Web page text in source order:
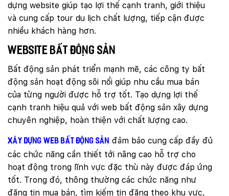
dựng website giúp tạo lợi thế cạnh tranh, giới thiệu
và cung cấp tour du lịch chất lượng, tiếp cận được
nhiều khách hàng hơn.
Website bất động sản
Bất động sản phát triển mạnh mẽ, các công ty bất
động sản hoạt động sôi nổi giúp nhu cầu mua bán
của từng người được hỗ trợ tốt. Tạo dựng lợi thế
cạnh tranh hiệu quả với web bất động sản xây dựng
chuyên nghiệp, hoàn thiện với chất lượng cao.
Xây dựng web bất động sản đảm bảo cung cấp đầy đủ
các chức năng cần thiết tới nâng cao hỗ trợ cho
hoạt động trong lĩnh vực đặc thù này được đáp ứng
tốt. Trong đó, thông thường các chức năng như
đăng tin mua bán, tìm kiếm tin đăng theo khu vực,